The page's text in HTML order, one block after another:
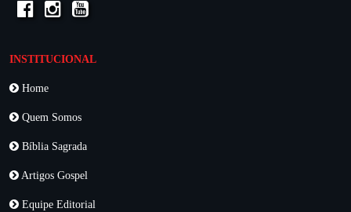
INSTITUCIONAL
Home
Quem Somos
Bíblia Sagrada
Artigos Gospel
Equipe Editorial